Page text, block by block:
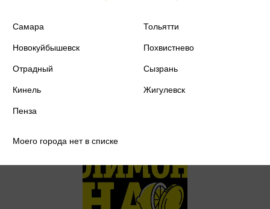
Самара Тольятти
Новокуйбышевск Похвистнево
Отрадный Сызрань
Кинель Жигулевск
Пенза
Моего города нет в списке